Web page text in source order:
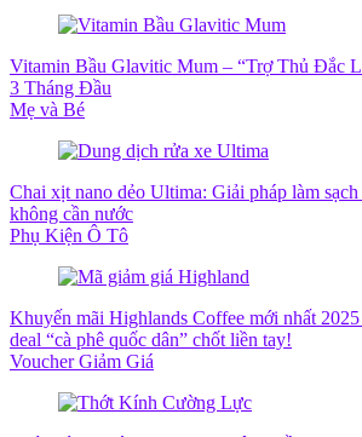
Vitamin Bầu Glavitic Mum – “Trợ Thủ Đắc
3 Tháng Đầu
Mẹ và Bé
Chai xịt nano dẻo Ultima: Giải pháp làm
không cần nước
Phụ Kiện Ô Tô
Khuyến mãi Highlands Coffee mới nhất
deal “cà phê quốc dân” chốt liền tay!
Voucher Giảm Giá